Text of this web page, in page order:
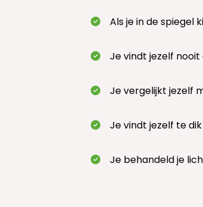
Als je in de spiegel
Je vindt jezelf
Je vergelijkt jezelf
Je vindt jezelf te
Je behandeld je